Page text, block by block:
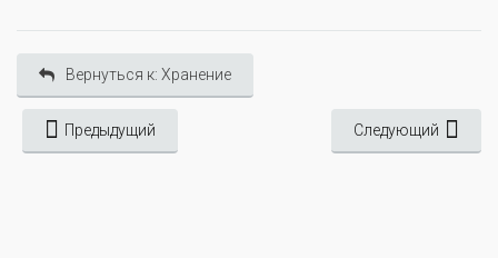
Вернуться к: Хранение
Предыдущий Следующий